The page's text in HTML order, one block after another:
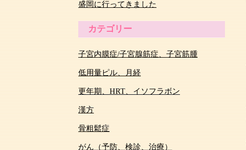
盛岡に行ってきました
カテゴリー
子宮内膜症/子宮腺筋症、子宮筋腫
低用量ピル、月経
更年期、HRT、イソフラボン
漢方
骨粗鬆症
がん（予防、検診、治療）